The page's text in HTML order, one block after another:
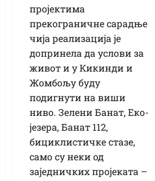
пројектима
прекограничне сарадње
чија реализација је
допринела да услови за
живот и у Кикинди и
Жомбољу буду
подигнути на виши
ниво. Зелени Банат, Еко-
језера, Банат 112,
бициклистичке стазе,
само су неки од
заједничких пројеката –